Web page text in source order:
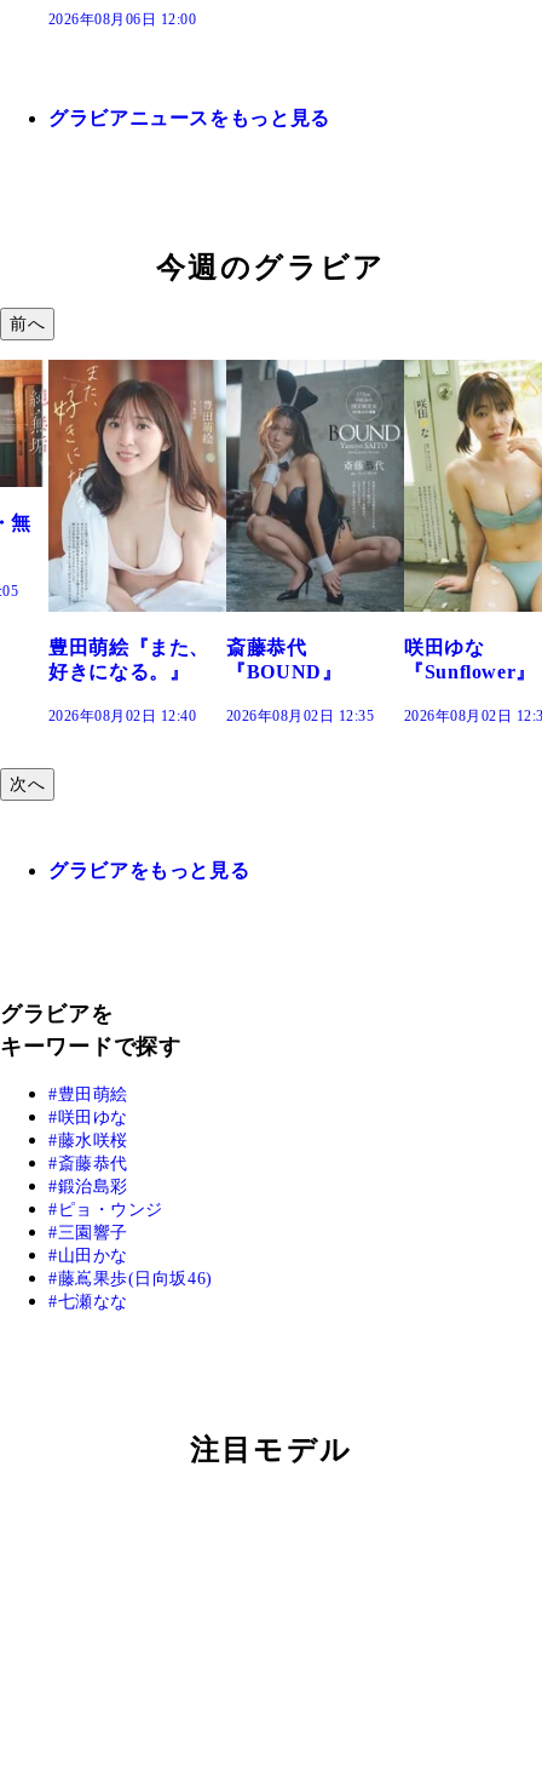
2026年08月06日 12:00
グラビアニュースをもっと見る
今週のグラビア
前へ
斎藤恭代
『BOUND』
2026年08月02日 12:35
咲田ゆな
『Sunflower』
2026年08月02日 12:30
藤水咲桜『花
だまり』
2026年08月02日
次へ
グラビアをもっと見る
グラビアを
キーワードで探す
豊田萌絵
咲田ゆな
藤水咲桜
斎藤恭代
鍛治島彩
ピョ・ウンジ
三園響子
山田かな
藤嶌果歩(日向坂46)
七瀬なな
注目モデル